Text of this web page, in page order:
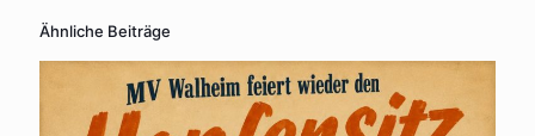
Ähnliche Beiträge